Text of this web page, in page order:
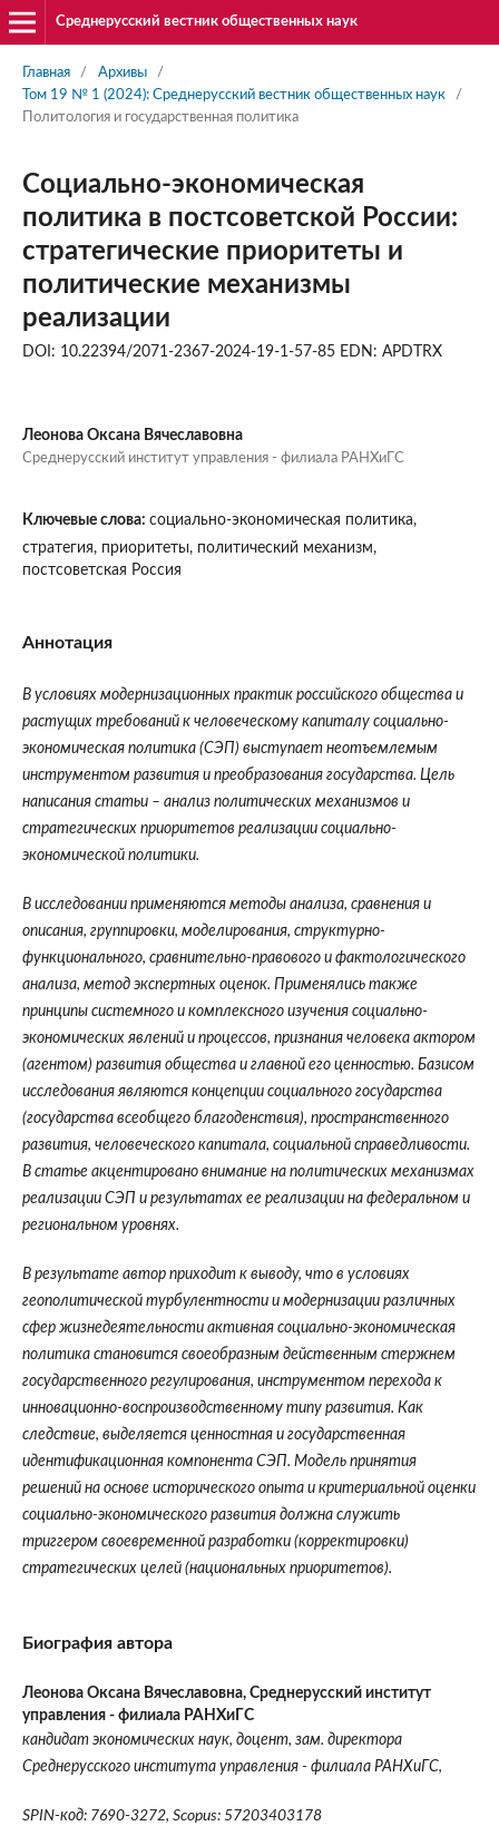
Среднерусский вестник общественных наук
Главная / Архивы
/
Том 19 № 1 (2024): Среднерусский вестник общественных наук
/
Политология и государственная политика
Социально-экономическая
политика в постсоветской России:
стратегические приоритеты и
политические механизмы
реализации
DOI: 10.22394/2071-2367-2024-19-1-57-85 EDN: APDTRX
Леонова Оксана Вячеславовна
Среднерусский институт управления - филиала РАНХиГС
Ключевые слова: социально-экономическая политика,
стратегия, приоритеты, политический механизм,
постсоветская Россия
Аннотация
В условиях модернизационных практик российского общества и
растущих требований к человеческому капиталу социально-
экономическая политика (СЭП) выступает неотъемлемым
инструментом развития и преобразования государства. Цель
написания статьи – анализ политических механизмов и
стратегических приоритетов реализации социально-
экономической политики.
В исследовании применяются методы анализа, сравнения и
описания, группировки, моделирования, структурно-
функционального, сравнительно-правового и фактологического
анализа, метод экспертных оценок. Применялись также
принципы системного и комплексного изучения социально-
экономических явлений и процессов, признания человека актором
(агентом) развития общества и главной его ценностью. Базисом
исследования являются концепции социального государства
(государства всеобщего благоденствия), пространственного
развития, человеческого капитала, социальной справедливости.
В статье акцентировано внимание на политических механизмах
реализации СЭП и результатах ее реализации на федеральном и
региональном уровнях.
В результате автор приходит к выводу, что в условиях
геополитической турбулентности и модернизации различных
сфер жизнедеятельности активная социально-экономическая
политика становится своеобразным действенным стержнем
государственного регулирования, инструментом перехода к
инновационно-воспроизводственному типу развития. Как
следствие, выделяется ценностная и государственная
идентификационная компонента СЭП. Модель принятия
решений на основе исторического опыта и критериальной оценки
социально-экономического развития должна служить
триггером своевременной разработки (корректировки)
стратегических целей (национальных приоритетов).
Биография автора
Леонова Оксана Вячеславовна, Среднерусский институт
управления - филиала РАНХиГС
кандидат экономических наук, доцент, зам. директора
Среднерусского института управления - филиала РАНХиГС,
SPIN-код: 7690-3272, Scopus: 57203403178